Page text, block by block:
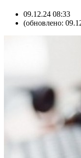
09.12.24 08:33
(обновлено: